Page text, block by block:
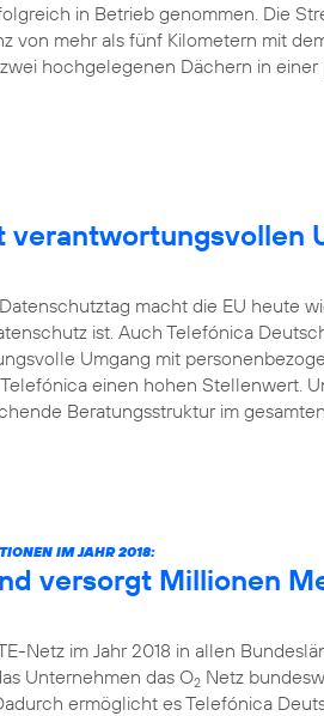
in Betrieb genommen. Die
von mehr als fünf Kilometern mit
hochgelegenen Dächern in einer
verantwortungsvollen
macht die EU heute
ist. Auch Telefónica
Umgang mit
einen hohen Stellenwert.
Beratungsstruktur im
IM JAHR 2018:
versorgt Millionen
Netz im Jahr 2018 in allen
Unternehmen das O2 Netz
ermöglicht es Telefónica